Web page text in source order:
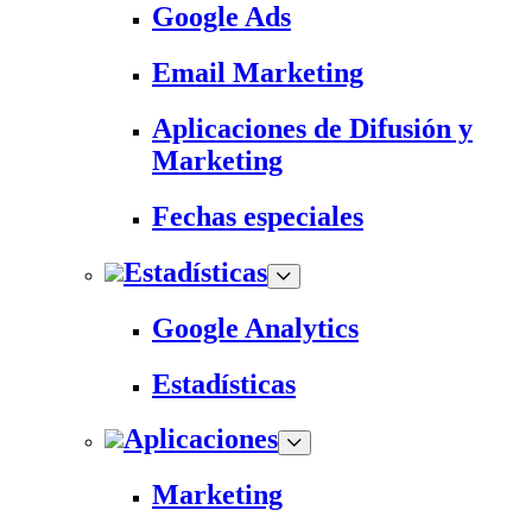
Google Ads
Email Marketing
Aplicaciones de Difusión y
Marketing
Fechas especiales
Estadísticas
Google Analytics
Estadísticas
Aplicaciones
Marketing